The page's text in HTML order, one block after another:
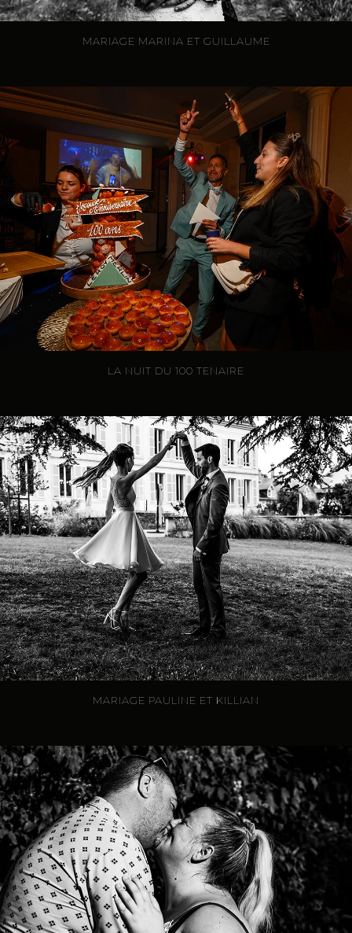
MARIAGE MARINA ET GUILLAUME
LA NUIT DU 100 TENAIRE
MARIAGE PAULINE ET KILLIAN